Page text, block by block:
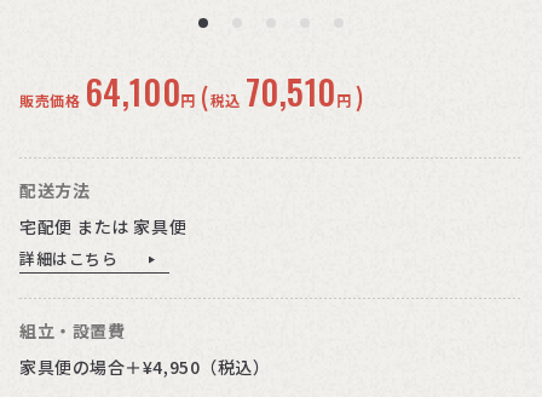
販売価格 64,100円 (税込 70,510円 )
配送方法
宅配便 または 家具便
詳細はこちら
組立・設置費
家具便の場合＋¥4,950（税込）